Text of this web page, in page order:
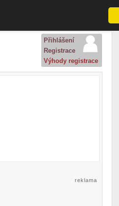
Přihlášení
Registrace
Výhody registrace
reklama